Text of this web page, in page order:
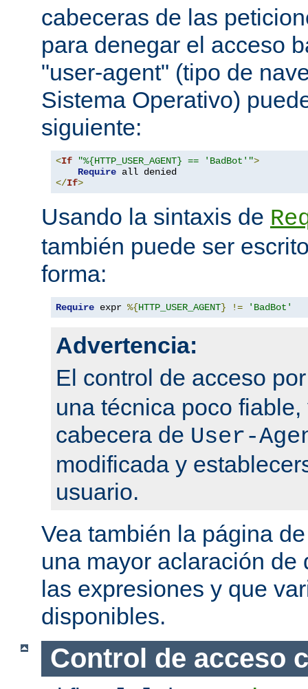
cabeceras de las
para denegar el acceso
"user-agent" (tipo de
Sistema Operativo)
siguiente:
<If "%{HTTP_USER_AGENT} == 'BadBot'">
Require
</If>
Usando la sintaxis de
también puede ser
forma:
Require expr %{HTTP_USER_AGENT} != 'BadBot'
Advertencia:
El control de acceso
una técnica poco
cabecera de User-
modificada y
usuario.
Vea también la página
una mayor aclaración de
las expresiones y que
disponibles.
Control de acceso